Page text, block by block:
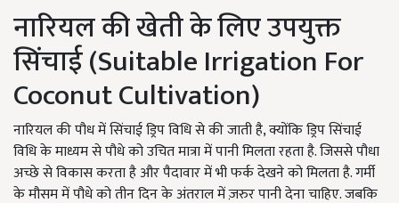
नारियल की खेती के लिए उपयुक्त
सिंचाई (Suitable Irrigation For
Coconut Cultivation)
नारियल की पौध में सिंचाई ड्रिप विधि से की जाती है, क्योंकि ड्रिप सिंचाई
विधि के माध्यम से पौधे को उचित मात्रा में पानी मिलता रहता है. जिससे पौधा
अच्छे से विकास करता है और पैदावार में भी फर्क देखने को मिलता है. गर्मी
के मौसम में पौधे को तीन दिन के अंतराल में ज़रुर पानी देना चाहिए. जबकि